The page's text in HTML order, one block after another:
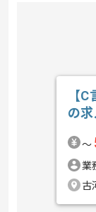
【
の
〜
業
古